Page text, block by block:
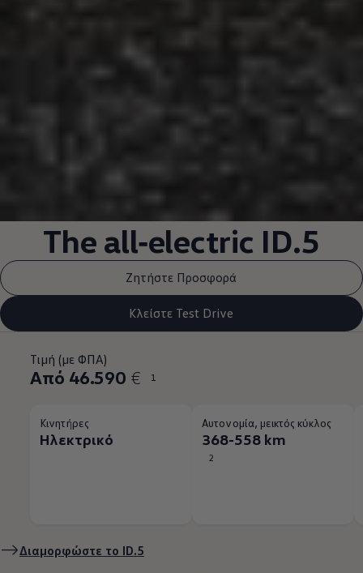
The all‑electric ID.5
Ζητήστε Προσφορά
Κλείστε Test Drive
Τιμή (με ΦΠΑ)
Από 46.590 € 1
Κινητήρες
Ηλεκτρικό
Αυτονομία, μεικτός κύκλος
368-558 km
2
Διαμορφώστε το ID.5